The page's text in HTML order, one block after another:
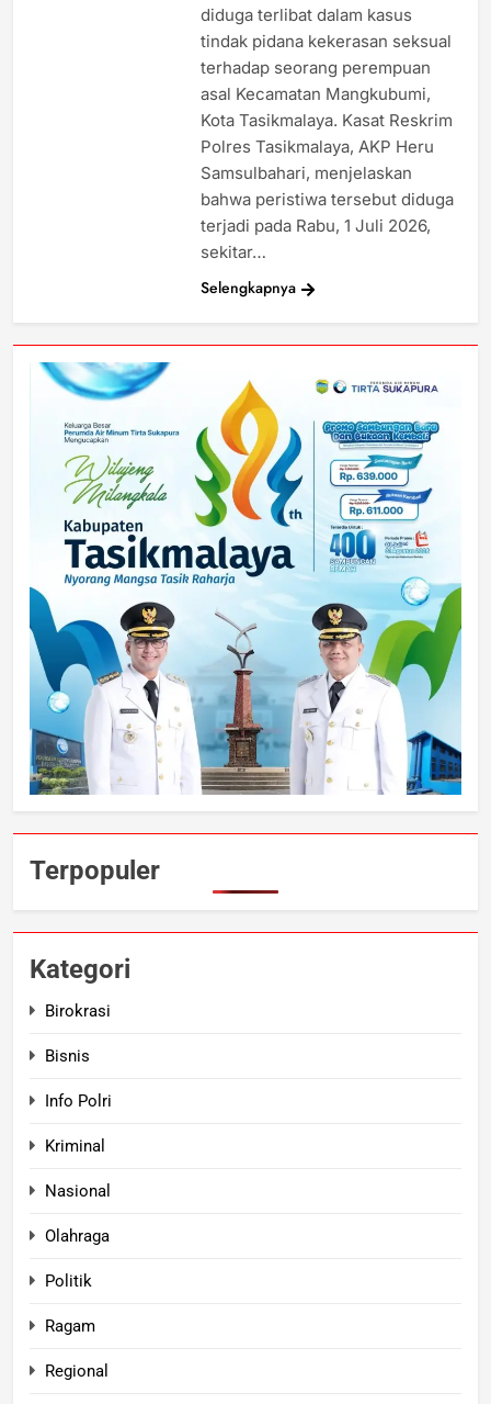
diduga terlibat dalam kasus
tindak pidana kekerasan seksual
terhadap seorang perempuan
asal Kecamatan Mangkubumi,
Kota Tasikmalaya. Kasat Reskrim
Polres Tasikmalaya, AKP Heru
Samsulbahari, menjelaskan
bahwa peristiwa tersebut diduga
terjadi pada Rabu, 1 Juli 2026,
sekitar…
Selengkapnya
Terpopuler
Kategori
Birokrasi
Bisnis
Info Polri
Kriminal
Nasional
Olahraga
Politik
Ragam
Regional